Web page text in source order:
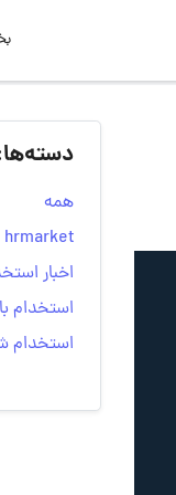
همه
hrmarket
اخبار
استخدام
استخدام
انتخاب